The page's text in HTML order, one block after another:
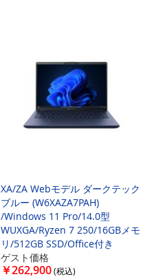
XA/ZA Webモデル ダークテック
ブルー (W6XAZA7PAH)
/Windows 11 Pro/14.0型
WUXGA/Ryzen 7 250/16GBメモ
リ/512GB SSD/Office付き
ゲスト価格
￥262,900